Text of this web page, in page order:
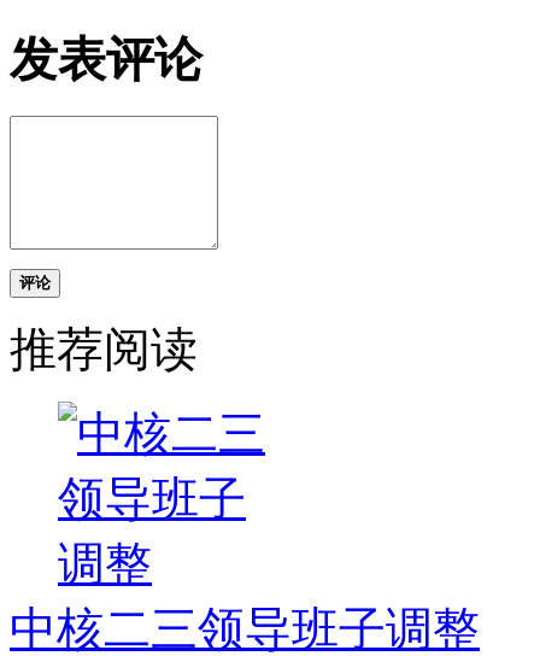
发表评论
评论
推荐阅读
中核二三领导班子调整